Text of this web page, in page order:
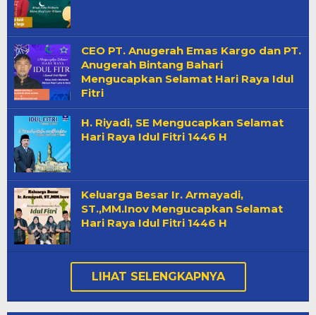
CEO PT. Anugerah Emas Kargo dan PT.
Anugerah Bintang Bahari
Mengucapkan Selamat Hari Raya Idul
Fitri
H. Riyadi, SE Mengucapkan Selamat
Hari Raya Idul Fitri 1446 H
Keluarga Besar Ir. Armayadi,
ST.,MM.Inov Mengucapkan Selamat
Hari Raya Idul Fitri 1446 H
LIHAT SELENGKAPNYA